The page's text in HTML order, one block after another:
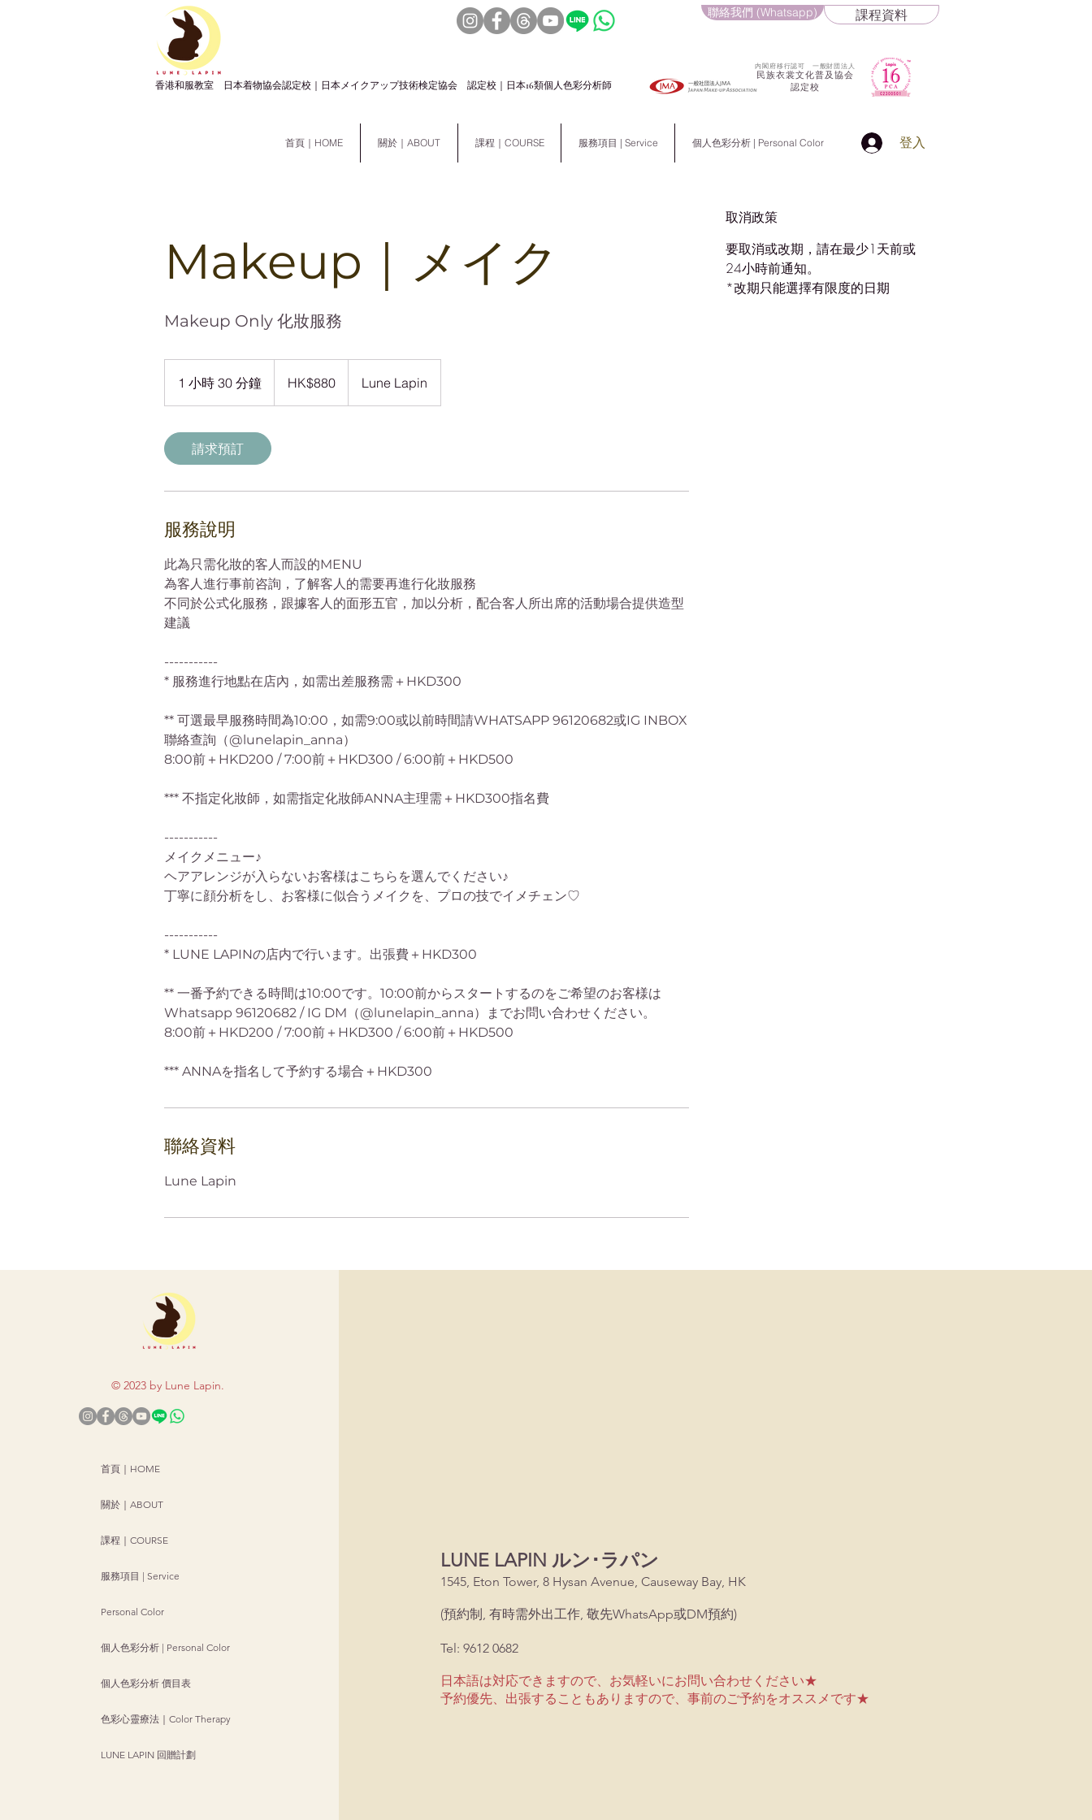
聯絡我們 (Whatsapp) 課程資料
民族衣裳文化普及協会
認定校
​内閣府移行認可 一般財団法人
​香港和服教室 日本着物協会認定校｜日本メイクアップ技術検定協会 認定校｜日本16類個人色彩分析師
首頁｜HOME 關於｜ABOUT 課程｜COURSE 服務項目 | Service 個人色彩分析 | Personal Color 登入
Makeup｜メイク
Makeup Only 化妝服務
1 小時 30 分鐘
小
0
分
HK$880 Lune Lapin
請求預訂
服務說明
此為只需化妝的客人而設的MENU
為客人進行事前咨詢，了解客人的需要再進行化妝服務
不同於公式化服務，跟據客人的面形五官，加以分析，配合客人所出席的活動場合提供造型
建議
-----------
* 服務進行地點在店內，如需出差服務需＋HKD300
** 可選最早服務時間為10:00，如需9:00或以前時間請WHATSAPP 96120682或IG INBOX
聯絡查詢（@lunelapin_anna）
8:00前＋HKD200 / 7:00前＋HKD300 / 6:00前＋HKD500
*** 不指定化妝師，如需指定化妝師ANNA主理需＋HKD300指名費
-----------
メイクメニュー♪
ヘアアレンジが入らないお客様はこちらを選んでください♪
丁寧に顔分析をし、お客様に似合うメイクを、プロの技でイメチェン♡
-----------
* LUNE LAPINの店内で行います。出張費＋HKD300
** 一番予約できる時間は10:00です。10:00前からスタートするのをご希望のお客様は
Whatsapp 96120682 / IG DM（@lunelapin_anna）までお問い合わせください。
8:00前＋HKD200 / 7:00前＋HKD300 / 6:00前＋HKD500
*** ANNAを指名して予約する場合＋HKD300
聯絡資料
Lune Lapin
取消政策
要取消或改期，請在最少1天前或
24小時前通知。
*改期只能選擇有限度的日期
© 2023 by Lune Lapin.
首頁｜HOME
關於｜ABOUT
課程｜COURSE
服務項目 | Service
Personal Color
個人色彩分析 | Personal Color
個人色彩分析 價目表
色彩心靈療法｜Color Therapy
LUNE LAPIN 回贈計劃
LUNE LAPIN ルン･ラパン
1545, Eton Tower, 8 Hysan Avenue, Causeway Bay, HK
(預約制, 有時需外出工作, 敬先WhatsApp或DM預約)
Tel: 9612 0682
日本語は対応できますので、お気軽いにお問い合わせください★
予約優先、出張することもありますので、事前のご予約をオススメです★